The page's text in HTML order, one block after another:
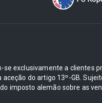
exclusivamente a clientes
do artigo 13º-GB.
imposto alemão sobre as